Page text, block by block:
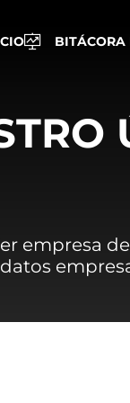
BITÁCORA
empresa